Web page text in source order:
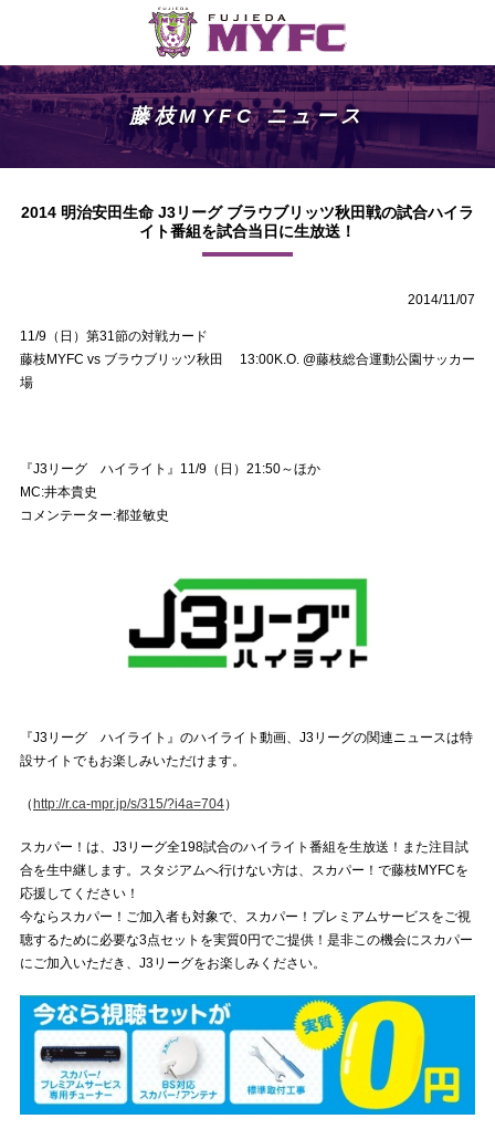
藤枝MYFC ニュース
2014 明治安田生命 J3リーグ ブラウブリッツ秋田戦の試合ハイラ
イト番組を試合当日に生放送！
2014/11/07
11/9（日）第31節の対戦カード
藤枝MYFC vs ブラウブリッツ秋田 13:00K.O. @藤枝総合運動公園サッカー
場
『J3リーグ ハイライト』11/9（日）21:50～ほか
MC:井本貴史
コメンテーター:都並敏史
『J3リーグ ハイライト』のハイライト動画、J3リーグの関連ニュースは特
設サイトでもお楽しみいただけます。
（ http://r.ca-mpr.jp/s/315/?i4a=704）
スカパー！は、J3リーグ全198試合のハイライト番組を生放送！また注目試
合を生中継します。スタジアムへ行けない方は、スカパー！で藤枝MYFCを
応援してください！
今ならスカパー！ご加入者も対象で、スカパー！プレミアムサービスをご視
聴するために必要な3点セットを実質0円でご提供！是非この機会にスカパー
にご加入いただき、J3リーグをお楽しみください。